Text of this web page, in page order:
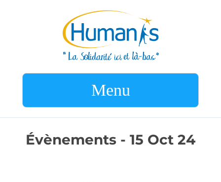
Menu
Évènements - 15 Oct 24